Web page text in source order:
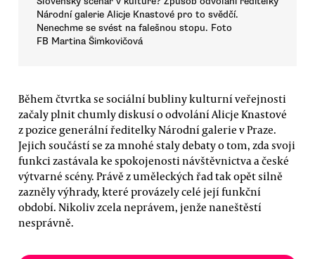
Národní galerie Alicje Knastové pro to svědčí.
Nenechme se svést na falešnou stopu. Foto
FB Martina Šimkovičová
Během čtvrtka se sociální bubliny kulturní veřejnosti
začaly plnit chumly diskusí o odvolání Alicje Knastové
z pozice generální ředitelky Národní galerie v Praze.
Jejich součástí se za mnohé staly debaty o tom, zda svoji
funkci zastávala ke spokojenosti návštěvnictva a české
výtvarné scény. Právě z uměleckých řad tak opět silně
zazněly výhrady, které provázely celé její funkční
období. Nikoliv zcela neprávem, jenže naneštěstí
nesprávně.